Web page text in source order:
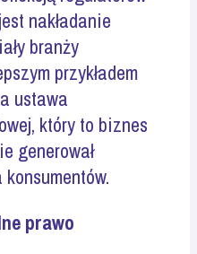
nakładanie
branży
przykładem
ustawa
który to biznes
generował
prawo